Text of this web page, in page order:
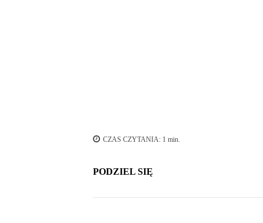
CZAS CZYTANIA: 1 min.
PODZIEL SIĘ